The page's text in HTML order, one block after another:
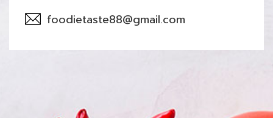
foodietaste88@gmail.com